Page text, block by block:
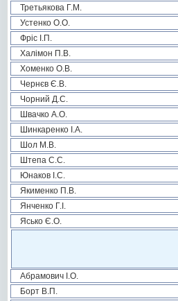
Третьякова Г.М.
Устенко О.О.
Фріс І.П.
Халімон П.В.
Хоменко О.В.
Чернєв Є.В.
Чорний Д.С.
Швачко А.О.
Шинкаренко І.А.
Шол М.В.
Штепа С.С.
Юнаков І.С.
Якименко П.В.
Янченко Г.І.
Ясько Є.О.
Абрамович І.О.
Борт В.П.